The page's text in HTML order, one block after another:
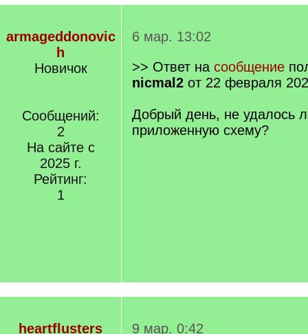
armageddonovic
h
Новичок
Сообщений:
2
На сайте с
2025 г.
Рейтинг:
1
6 мар. 13:02
>> Ответ на сообщение
nicmal2 от 22 февраля
Добрый день, не удалось
приложенную схему?
heartflusters
9 мар. 0:42